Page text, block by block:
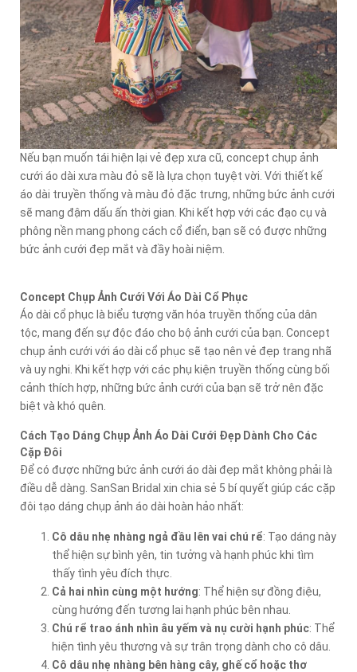
Nếu bạn muốn tái hiện lại vẻ đẹp xưa cũ, concept chụp ảnh
cưới áo dài xưa màu đỏ sẽ là lựa chọn tuyệt vời. Với thiết kế
áo dài truyền thống và màu đỏ đặc trưng, những bức ảnh cưới
sẽ mang đậm dấu ấn thời gian. Khi kết hợp với các đạo cụ và
phông nền mang phong cách cổ điển, bạn sẽ có được những
bức ảnh cưới đẹp mắt và đầy hoài niệm.
Concept Chụp Ảnh Cưới Với Áo Dài Cổ Phục
Áo dài cổ phục là biểu tượng văn hóa truyền thống của dân
tộc, mang đến sự độc đáo cho bộ ảnh cưới của bạn. Concept
chụp ảnh cưới với áo dài cổ phục sẽ tạo nên vẻ đẹp trang nhã
và uy nghi. Khi kết hợp với các phụ kiện truyền thống cùng bối
cảnh thích hợp, những bức ảnh cưới của bạn sẽ trở nên đặc
biệt và khó quên.
Cách Tạo Dáng Chụp Ảnh Áo Dài Cưới Đẹp Dành Cho Các
Cặp Đôi
Để có được những bức ảnh cưới áo dài đẹp mắt không phải là
điều dễ dàng. SanSan Bridal xin chia sẻ 5 bí quyết giúp các cặp
đôi tạo dáng chụp ảnh áo dài hoàn hảo nhất:
Cô dâu nhẹ nhàng ngả đầu lên vai chú rể: Tạo dáng này
thể hiện sự bình yên, tin tưởng và hạnh phúc khi tìm
thấy tình yêu đích thực.
Cả hai nhìn cùng một hướng: Thể hiện sự đồng điệu,
cùng hướng đến tương lai hạnh phúc bên nhau.
Chú rể trao ánh nhìn âu yếm và nụ cười hạnh phúc: Thể
hiện tình yêu thương và sự trân trọng dành cho cô dâu.
Cô dâu nhẹ nhàng bên hàng cây, ghế cổ hoặc thơ